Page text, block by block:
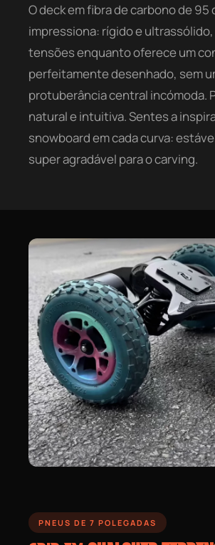
O deck em fibra de carbono de 95
impressiona: rígido e
tensões enquanto oferece um
perfeitamente desenhado, sem
protuberância central incómoda.
natural e intuitiva. Sentes a
snowboard em cada curva:
super agradável para o carving.
PNEUS DE 7 POLEGADAS